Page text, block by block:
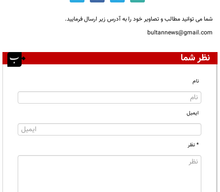
شما می توانید مطالب و تصاویر خود را به آدرس زیر ارسال فرمایید.
bultannews@gmail.com
نظر شما
نام
ایمیل
* نظر